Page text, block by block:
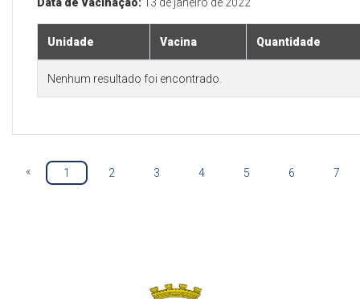
Unidade Vacina Quantidade
Nenhum resultado foi encontrado.
« 1 2 3 4 5 6 7